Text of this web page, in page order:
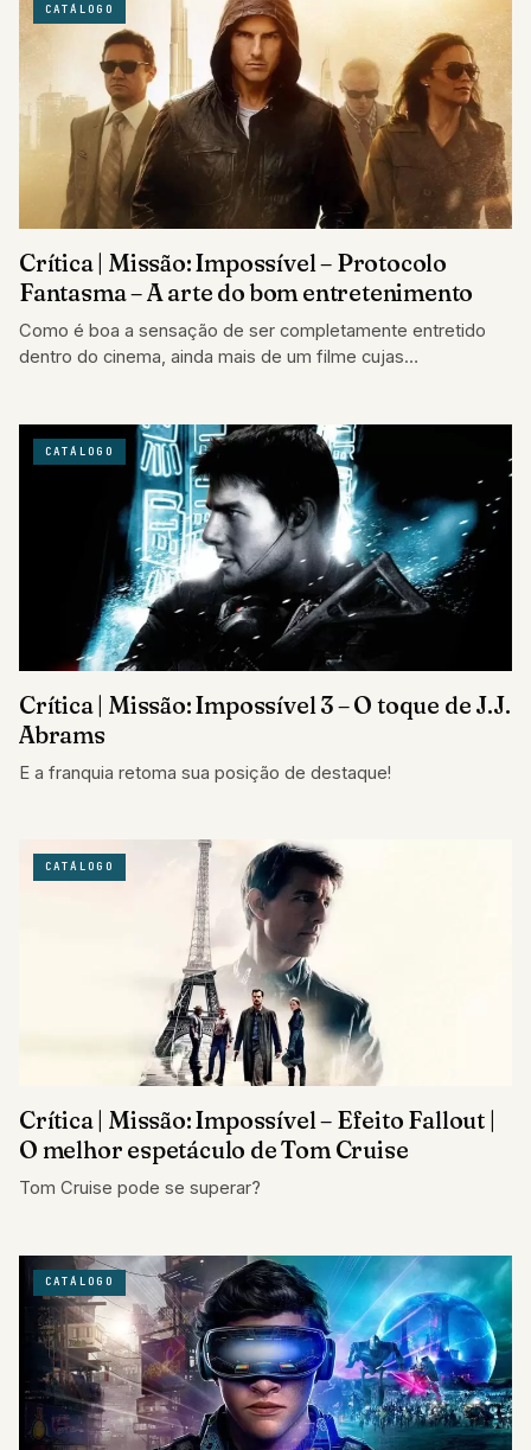
CATÁLOGO
Crítica | Missão: Impossível – Protocolo
Fantasma – A arte do bom entretenimento
Como é boa a sensação de ser completamente entretido
dentro do cinema, ainda mais de um filme cujas
CATÁLOGO
Crítica | Missão: Impossível 3 – O toque de J.J.
Abrams
E a franquia retoma sua posição de destaque!
CATÁLOGO
Crítica | Missão: Impossível – Efeito Fallout |
O melhor espetáculo de Tom Cruise
Tom Cruise pode se superar?
CATÁLOGO